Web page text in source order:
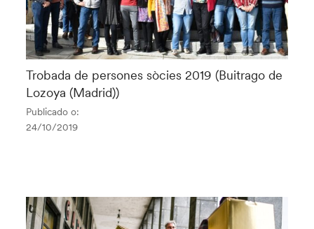
Trobada de persones sòcies 2019 (Buitrago de
Lozoya (Madrid))
Publicado o:
24/10/2019